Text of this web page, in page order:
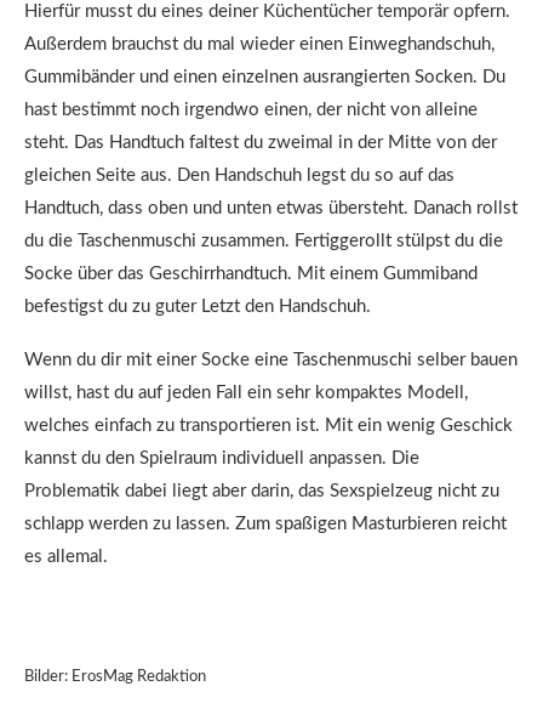
Hierfür musst du eines deiner Küchentücher temporär opfern.
Außerdem brauchst du mal wieder einen Einweghandschuh,
Gummibänder und einen einzelnen ausrangierten Socken. Du
hast bestimmt noch irgendwo einen, der nicht von alleine
steht. Das Handtuch faltest du zweimal in der Mitte von der
gleichen Seite aus. Den Handschuh legst du so auf das
Handtuch, dass oben und unten etwas übersteht. Danach rollst
du die Taschenmuschi zusammen. Fertiggerollt stülpst du die
Socke über das Geschirrhandtuch. Mit einem Gummiband
befestigst du zu guter Letzt den Handschuh.
Wenn du dir mit einer Socke eine Taschenmuschi selber bauen
willst, hast du auf jeden Fall ein sehr kompaktes Modell,
welches einfach zu transportieren ist. Mit ein wenig Geschick
kannst du den Spielraum individuell anpassen. Die
Problematik dabei liegt aber darin, das Sexspielzeug nicht zu
schlapp werden zu lassen. Zum spaßigen Masturbieren reicht
es allemal.
Bilder: ErosMag Redaktion